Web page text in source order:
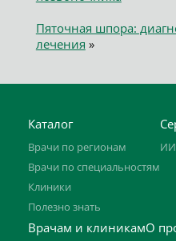
Пяточная шпора:
лечения »
Каталог
Врачи по регионам
Врачи по специальностям
Клиники
Полезно знать
Врачам и клиникамО